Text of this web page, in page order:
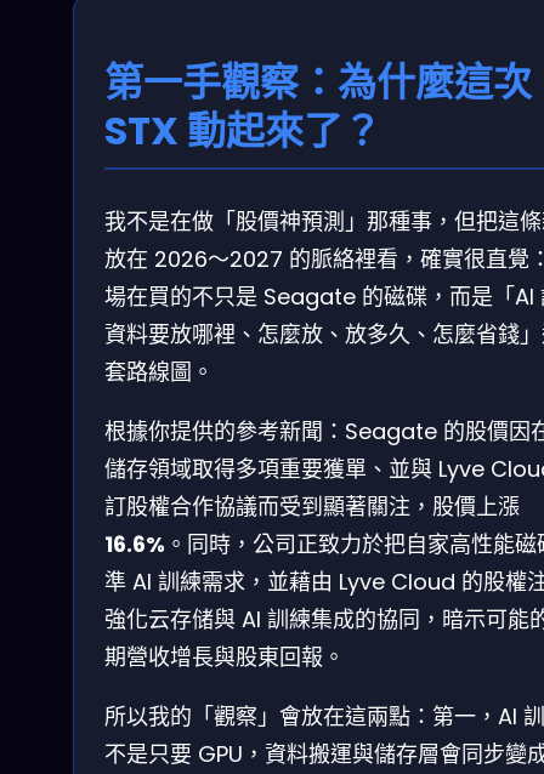
第一手觀察：為什麼這次
STX 動起來了？
我不是在做「股價神預測」那種事，但把這
放在 2026～2027 的脈絡裡看，確實很直覺
場在買的不只是 Seagate 的磁碟，而是「AI
資料要放哪裡、怎麼放、放多久、怎麼省錢
套路線圖。
根據你提供的參考新聞：Seagate 的股價因
儲存領域取得多項重要獲單、並與 Lyve
訂股權合作協議而受到顯著關注，股價上漲
16.6% 。同時，公司正致力於把自家高性能磁
準 AI 訓練需求，並藉由 Lyve Cloud 的股權
強化云存储與 AI 訓練集成的協同，暗示可能
期營收增長與股東回報。
所以我的「觀察」會放在這兩點：第一，AI
不是只要 GPU，資料搬運與儲存層會同步變